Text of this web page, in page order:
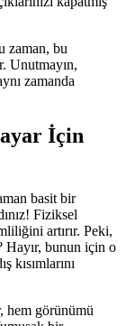
zaman, bu
Unutmayın,
zamanda
İçin
basit bir
Fiziksel
artırır. Peki,
Hayır, bunun için o
hem görünümü